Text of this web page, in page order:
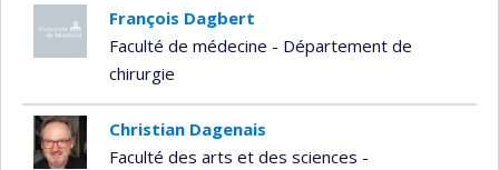
François Dagbert
Faculté de médecine - Département de
chirurgie
Christian Dagenais
Faculté des arts et des sciences -